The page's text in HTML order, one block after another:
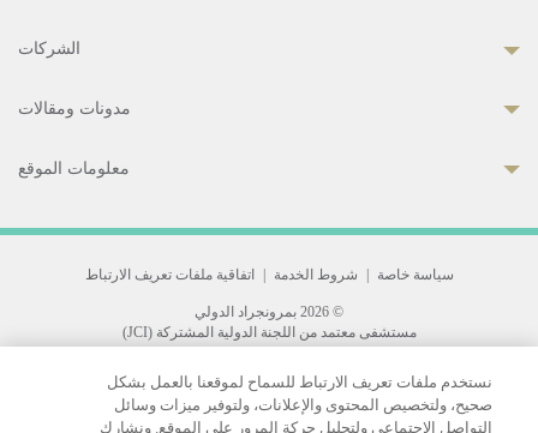
الشركات
مدونات ومقالات
معلومات الموقع
سياسة خاصة شروط الخدمة اتفاقية ملفات تعريف الارتباط
© 2026 بمرونجراد الدولي
مستشفى معتمد من اللجنة الدولية المشتركة (JCI)
33 Sukhumvit 3, Wattana, Bangkok 10110 Thailand.
All rights reserved.
نستخدم ملفات تعريف الارتباط للسماح لموقعنا بالعمل بشكل
صحيح، ولتخصيص المحتوى والإعلانات، ولتوفير ميزات وسائل
التواصل الاجتماعي ولتحليل حركة المرور على الموقع. ونشارك